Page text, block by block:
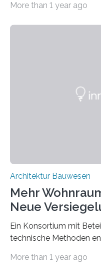
Kreislaufwirtschaft Bei
Datenbank erfasst sind,
More than 1 year ago
Architektur Bauwesen
Mehr
Neue
Ein Konsortium mit
technische Methoden
Holzkonstruktionen auf
More than 1 year ago